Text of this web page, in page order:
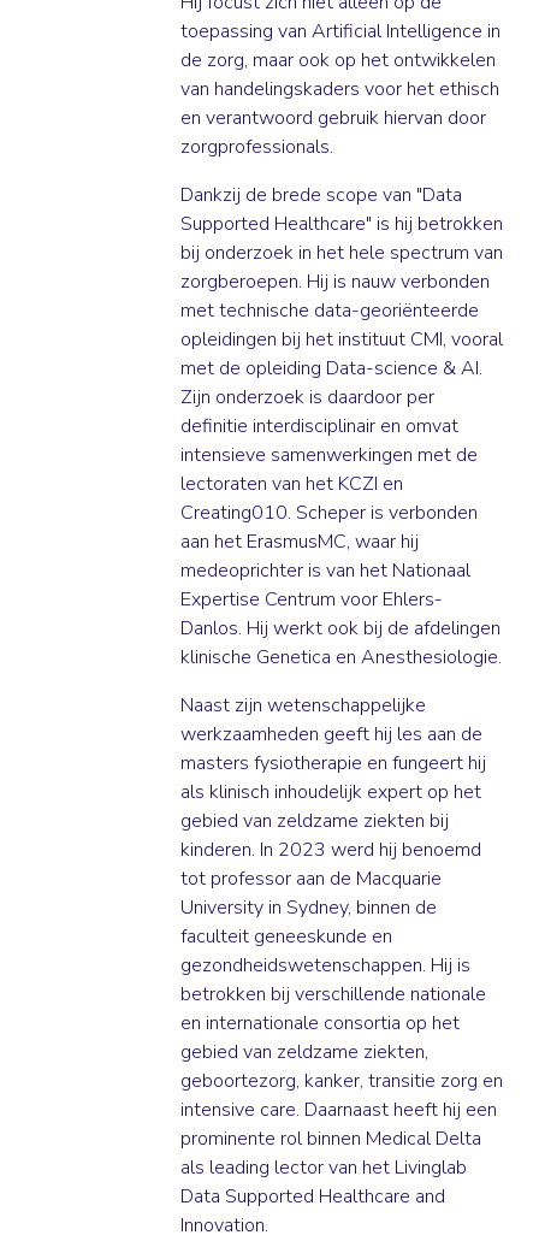
toepassing van Artificial Intelligence in
de zorg, maar ook op het ontwikkelen
van handelingskaders voor het ethisch
en verantwoord gebruik hiervan door
zorgprofessionals.
Dankzij de brede scope van "Data
Supported Healthcare" is hij betrokken
bij onderzoek in het hele spectrum van
zorgberoepen. Hij is nauw verbonden
met technische data-georiënteerde
opleidingen bij het instituut CMI, vooral
met de opleiding Data-science & AI.
Zijn onderzoek is daardoor per
definitie interdisciplinair en omvat
intensieve samenwerkingen met de
lectoraten van het KCZI en
Creating010. Scheper is verbonden
aan het ErasmusMC, waar hij
medeoprichter is van het Nationaal
Expertise Centrum voor Ehlers-
Danlos. Hij werkt ook bij de afdelingen
klinische Genetica en Anesthesiologie.
Naast zijn wetenschappelijke
werkzaamheden geeft hij les aan de
masters fysiotherapie en fungeert hij
als klinisch inhoudelijk expert op het
gebied van zeldzame ziekten bij
kinderen. In 2023 werd hij benoemd
tot professor aan de Macquarie
University in Sydney, binnen de
faculteit geneeskunde en
gezondheidswetenschappen. Hij is
betrokken bij verschillende nationale
en internationale consortia op het
gebied van zeldzame ziekten,
geboortezorg, kanker, transitie zorg en
intensive care. Daarnaast heeft hij een
prominente rol binnen Medical Delta
als leading lector van het Livinglab
Data Supported Healthcare and
Innovation.